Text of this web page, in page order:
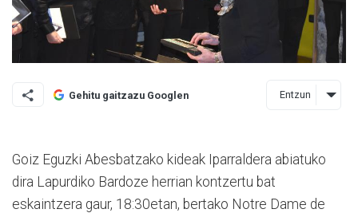
Gehitu gaitzazu Googlen Entzun
Goiz Eguzki Abesbatzako kideak Iparraldera abiatuko
dira Lapurdiko Bardoze herrian kontzertu bat
eskaintzera gaur, 18:30etan, bertako Notre Dame de